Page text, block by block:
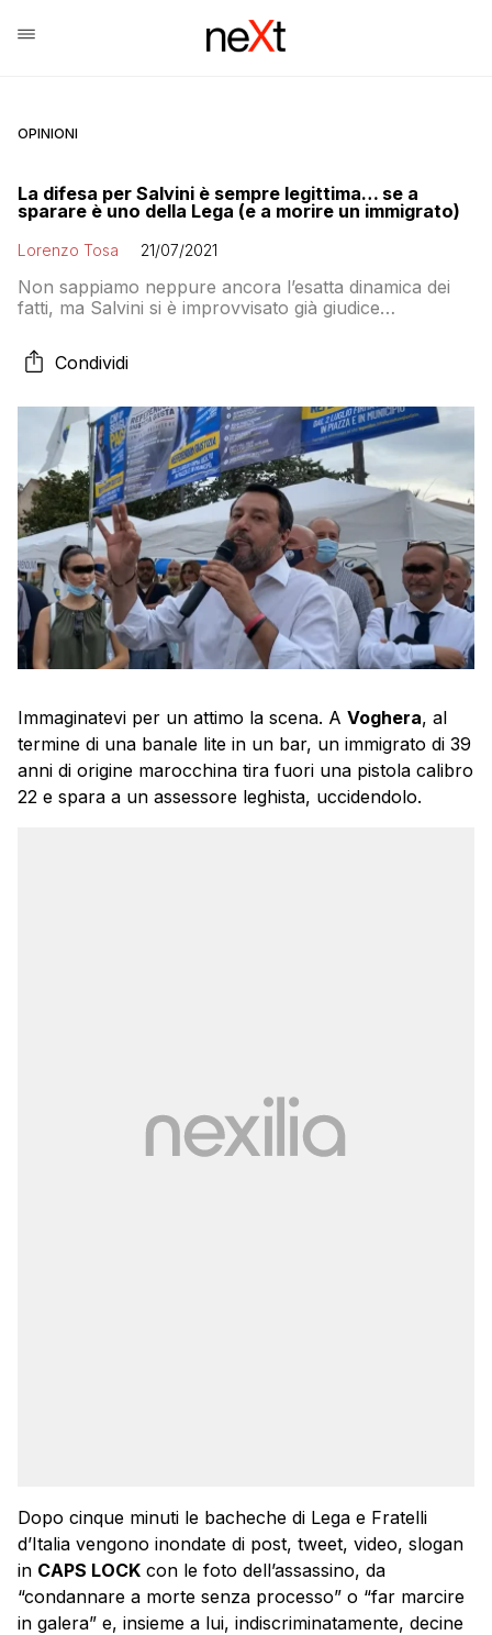
OPINIONI
La difesa per Salvini è sempre legittima… se a
sparare è uno della Lega (e a morire un immigrato)
Lorenzo Tosa 21/07/2021
Non sappiamo neppure ancora l’esatta dinamica dei
fatti, ma Salvini si è improvvisato già giudice
vittima
Condividi
Immaginatevi per un attimo la scena. A Voghera, al
termine di una banale lite in un bar, un immigrato di 39
anni di origine marocchina tira fuori una pistola calibro
22 e spara a un assessore leghista, uccidendolo.
Dopo cinque minuti le bacheche di Lega e Fratelli
d’Italia vengono inondate di post, tweet, video, slogan
in CAPS LOCK con le foto dell’assassino, da
“condannare a morte senza processo” o “far marcire
in galera” e, insieme a lui, indiscriminatamente, decine